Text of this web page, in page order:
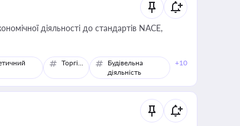
діяльності до стандартів NACE,
Торгівля
Будівельна
діяльність
+10